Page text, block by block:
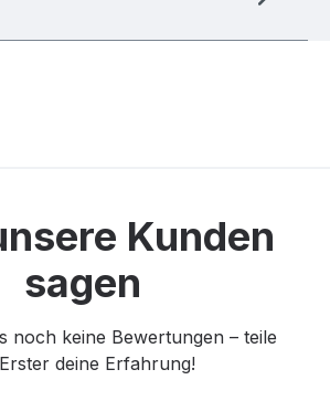
Kunden
sagen
noch keine Bewertungen – teile
deine Erfahrung!